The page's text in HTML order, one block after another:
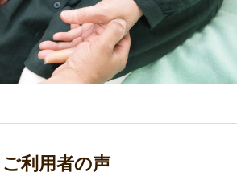
ご利用者の声